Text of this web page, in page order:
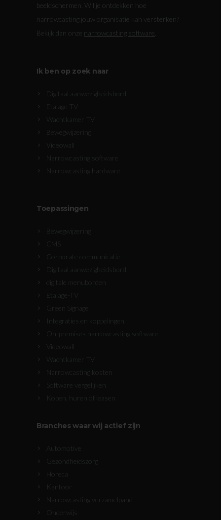
beeldschermen. Wil je ontdekken hoe
narrowcasting jouw organisatie kan versterken?
Bekijk dan onze narrowcasting software
Ik ben op zoek naar
Digitaal aanwezigheidsbord
Etalage TV
Wachtkamer TV
Bewegwijzering
Videowall
Narrowcasting software
Narrowcasting hardware
Toepassingen
Bewegwijzering
CMS
Corporate communicatie
Digitaal aanwezigheidsbord
digitale menuborden
Etalage-TV
Green Signage
Integraties en koppelingen
On-premises narrowcasting software
Videowall
Wachtkamer TV
Narrowcasting kosten
Software vergelijken
Kopen, huren of leasen
Branches waar wij actief zijn
Automotive
Gezondheidszorg
Horeca
Kantoor
Narrowcasting verzamelpand
Onderwijs